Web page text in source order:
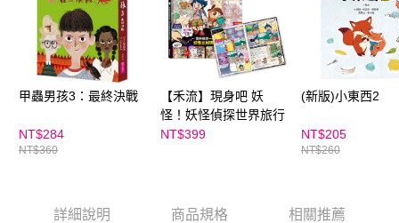
甲蟲男孩3：最終決戰
NT$284
NT$360
【禾流】現身吧 妖
怪！妖怪偵探世界旅行
NT$399
(新版)小東西2
NT$205
NT$260
詳細說明 商品規格 相關推薦